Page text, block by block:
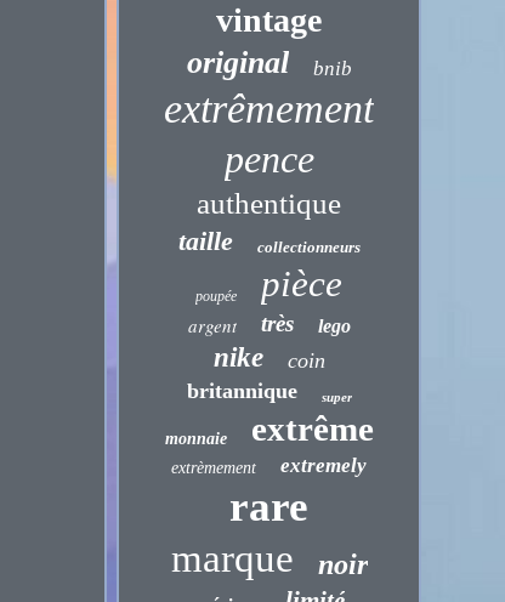
vintage
original bnib
extrêmement
pence
authentique
taille collectionneurs
poupée pièce
argent très lego
nike
coin
britannique
super
monnaie extrême
extrèmement extremely
rare
marque noir